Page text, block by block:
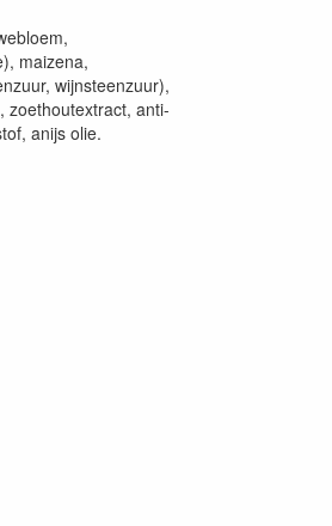
maizena,
wijnsteenzuur),
zoethoutextract, anti-
anijs olie.